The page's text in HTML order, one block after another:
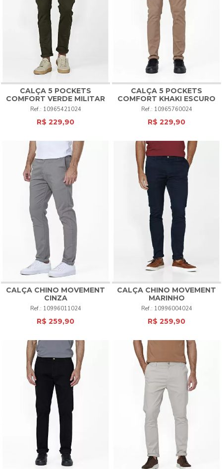
CALÇA 5 POCKETS
COMFORT VERDE MILITAR
10965421024
R$ 229,90
CALÇA 5 POCKETS
COMFORT KHAKI ESCURO
10965760024
R$ 229,90
CALÇA CHINO MOVEMENT
CINZA
10996011024
R$ 259,90
CALÇA CHINO MOVEMENT
MARINHO
10996004024
R$ 259,90